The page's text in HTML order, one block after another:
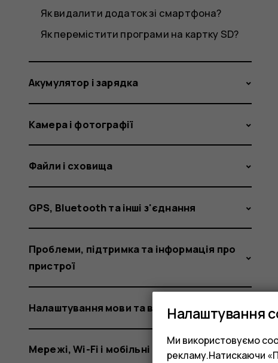
Як видалити додаток зі смартфона?
Як перемістити програми на картку SD?
Акумулятор і зарядка
Камера і фотографії
Файли і сховища
GPS, Bluetooth та інші з'єднання
Проблеми, підтримка та інформація про
пристрої
Налаштування мови та введення
Мережі, Wi-Fi і мобільні дані
Налаштування
Ми використовуємо
рекламу.Натискаючи